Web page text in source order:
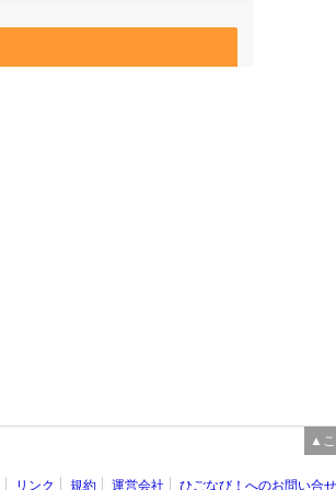
▲こ
リンク 規約 運営会社 ひごなび！へのお問い合せ